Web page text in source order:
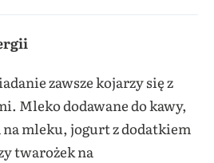
zawsze kojarzy się z
Mleko dodawane do kawy,
mleku, jogurt z dodatkiem
twarożek na